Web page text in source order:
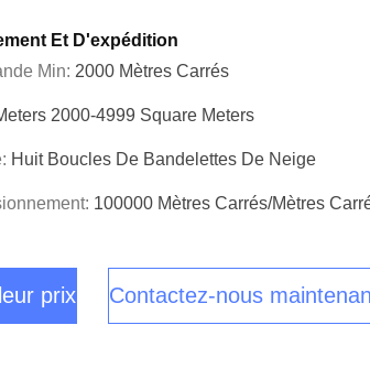
Et D'expédition
Min: 2000 Mètres Carrés
2000-4999 Square Meters
Huit Boucles De Bandelettes De Neige
100000 Mètres Carrés/mètres
prix Contactez-nous